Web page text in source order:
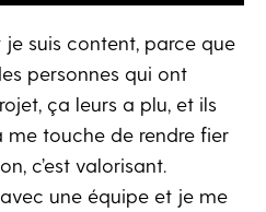
je suis content, parce que
personnes qui ont
ça leurs a plu, et ils
me touche de rendre fier
c’est valorisant.
une équipe et je me